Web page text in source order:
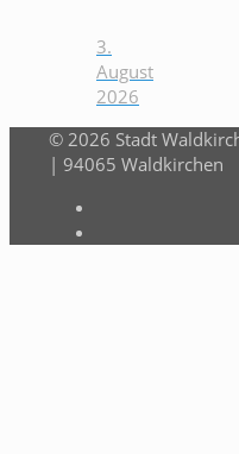
3.
August
2026
© 2026 Stadt
| 94065 Waldkirchen